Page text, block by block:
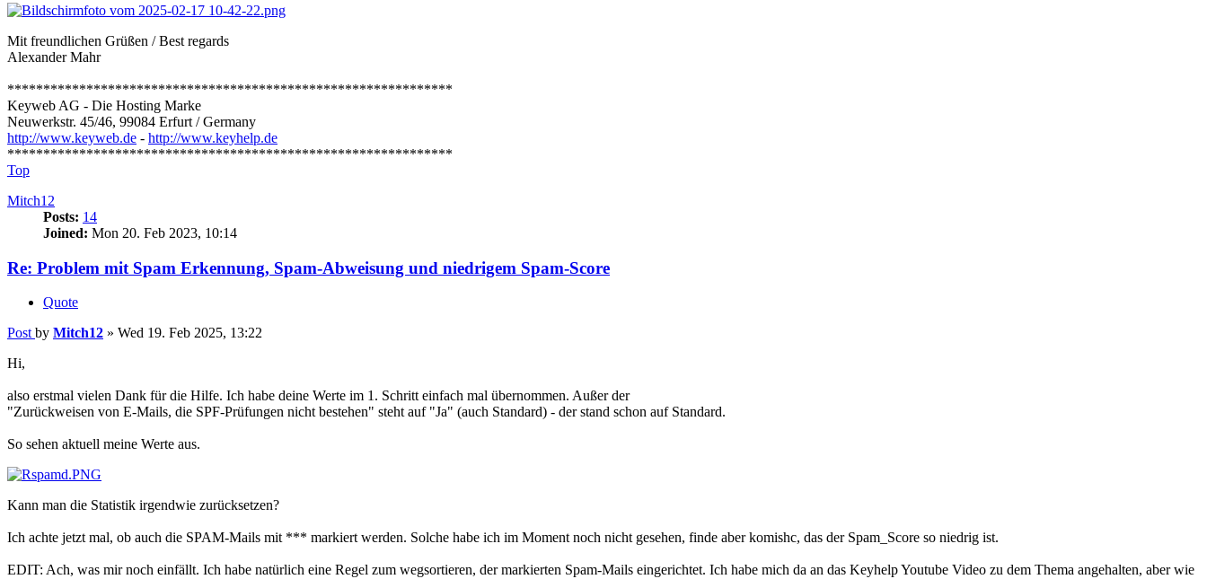
Mit freundlichen Grüßen / Best regards
Alexander Mahr
**************************************************************
Keyweb AG - Die Hosting Marke
Neuwerkstr. 45/46, 99084 Erfurt / Germany
http://www.keyweb.de - http://www.keyhelp.de
**************************************************************
Top
Mitch12
Posts: 14
Joined: Mon 20. Feb 2023, 10:14
Re: Problem mit Spam Erkennung, Spam-Abweisung und niedrigem Spam-Score
Quote
Post by Mitch12 » Wed 19. Feb 2025, 13:22
Hi,
also erstmal vielen Dank für die Hilfe. Ich habe deine Werte im 1. Schritt einfach mal übernommen. Außer der
"Zurückweisen von E-Mails, die SPF-Prüfungen nicht bestehen" steht auf "Ja" (auch Standard) - der stand schon auf Standard.
So sehen aktuell meine Werte aus.
Kann man die Statistik irgendwie zurücksetzen?
Ich achte jetzt mal, ob auch die SPAM-Mails mit *** markiert werden. Solche habe ich im Moment noch nicht gesehen, finde aber komishc, das der Spam_Score so niedrig ist.
EDIT: Ach, was mir noch einfällt. Ich habe natürlich eine Regel zum wegsortieren, der markierten Spam-Mails eingerichtet. Ich habe mich da an das Keyhelp Youtube Video zu dem Thema angehalten, aber wie